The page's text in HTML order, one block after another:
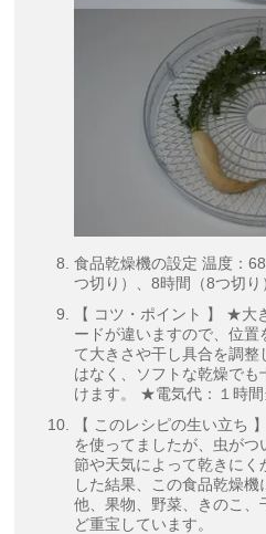
食品乾燥機の設定 温度：
つ切り）、8時間（8つ切り
【 コツ・ポイント 】 ★大
ードが違いますので、位置
て大きさや干し具合を調
はなく、ソフトな乾燥で
けます。 ★電気代：１時間
【 このレシピの生い立ち
を使ってましたが、虫が
節や天気によって乾きに
した結果、この食品乾燥
他、果物、野菜、きのこ
ど重宝しています。